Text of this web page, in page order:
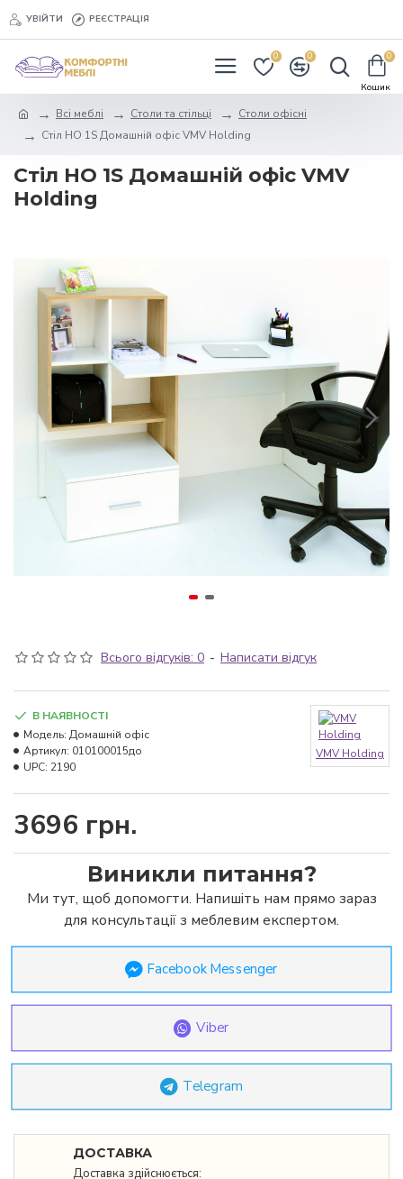
УВІЙТИ РЕЄСТРАЦІЯ
0 0 0
Всі меблі Столи та стільці
Столи офісні
Cтіл НО 1S Домашній офіс VMV Holding
Cтіл НО 1S Домашній офіс VMV
Holding
Всього відгуків: 0 - Написати відгук
3696 грн.
В НАЯВНОСТІ
Модель: Домашній офіс
Артикул: 010100015до
UPC: 2190
VMV Holding
ДОСТАВКА
Доставка здійснюється:
Виникли питання?
Ми тут, щоб допомогти. Напишіть нам прямо зараз
для консультації з меблевим експертом.
Facebook Messenger
Viber
Telegram